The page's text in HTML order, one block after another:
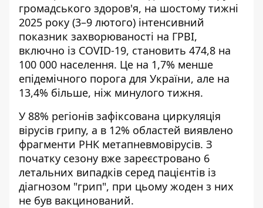
громадського здоров'я, на шостому тижні
2025 року (3–9 лютого) інтенсивний
показник захворюваності на ГРВІ,
включно із COVID-19, становить 474,8 на
100 000 населення. Це на 1,7% менше
епідемічного порога для України, але на
13,4% більше, ніж минулого тижня.
У 88% регіонів зафіксована циркуляція
вірусів грипу, а в 12% областей виявлено
фрагменти РНК метапневмовірусів. З
початку сезону вже зареєстровано 6
летальних випадків серед пацієнтів із
діагнозом "грип", при цьому жоден з них
не був вакцинований.